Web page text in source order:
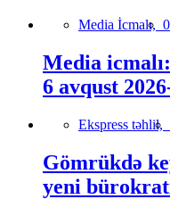
Media İcmalı,
Media
6 avqust
Ekspress təhlil,
Gömrükdə
yeni